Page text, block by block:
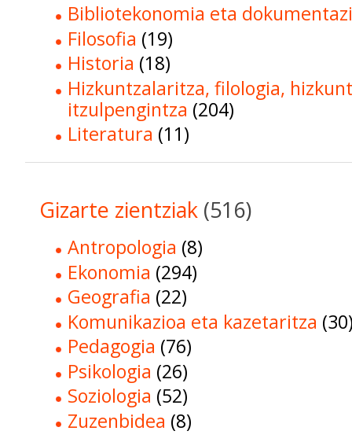
Bibliotekonomia eta
Filosofia (19)
Historia (18)
Hizkuntzalaritza, filologia,
itzulpengintza (204)
Literatura (11)
Gizarte zientziak (516)
Antropologia (8)
Ekonomia (294)
Geografia (22)
Komunikazioa eta kazetaritza
Pedagogia (76)
Psikologia (26)
Soziologia (52)
Zuzenbidea (8)